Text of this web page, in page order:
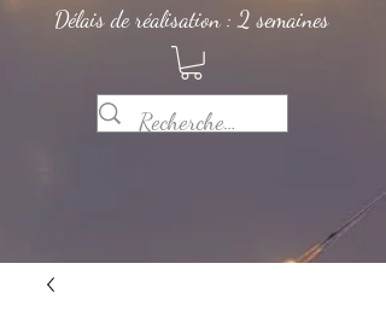
Délais de réalisation : 2 semaines